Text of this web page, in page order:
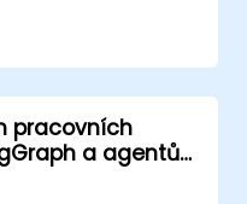
pracovních
a agentů